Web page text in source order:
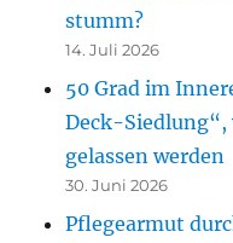
stumm?
14. Juli 2026
50 Grad im
Deck-
gelassen werden
30. Juni 2026
Pflegearmut